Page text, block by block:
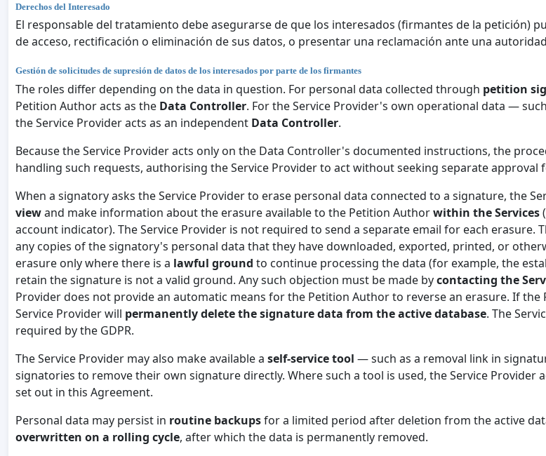
Derechos del Interesado
El responsable del tratamiento debe asegurarse de que los interesados (firmantes de la petición)
de acceso, rectificación o eliminación de sus datos, o presentar una reclamación ante una
Gestión de solicitudes de supresión de datos de los interesados por parte de los firmantes
The roles differ depending on the data in question. For personal data collected through petition
Petition Author acts as the Data Controller. For the Service Provider's own operational data —
the Service Provider acts as an independent Data Controller.
Because the Service Provider acts only on the Data Controller's documented instructions, the
handling such requests, authorising the Service Provider to act without seeking separate approval
When a signatory asks the Service Provider to erase personal data connected to a signature, the
viewand make information about the erasure available to the Petition Authorwithin the Services
account indicator). The Service Provider is not required to send a separate email for each erasure.
any copies of the signatory's personal data that they have downloaded, exported, printed, or
erasure only where there is a lawful ground to continue processing the data (for example, the
retain the signature is not a valid ground. Any such objection must be made bycontacting the
Provider does not provide an automatic means for the Petition Author to reverse an erasure. If
Service Provider will permanently delete the signature data from the active database. The
required by the GDPR.
The Service Provider may also make available a self-service tool — such as a removal link in
signatories to remove their own signature directly. Where such a tool is used, the Service
set out in this Agreement.
Personal data may persist in routine backupsfor a limited period after deletion from the active
overwritten on a rolling cycle, after which the data is permanently removed.